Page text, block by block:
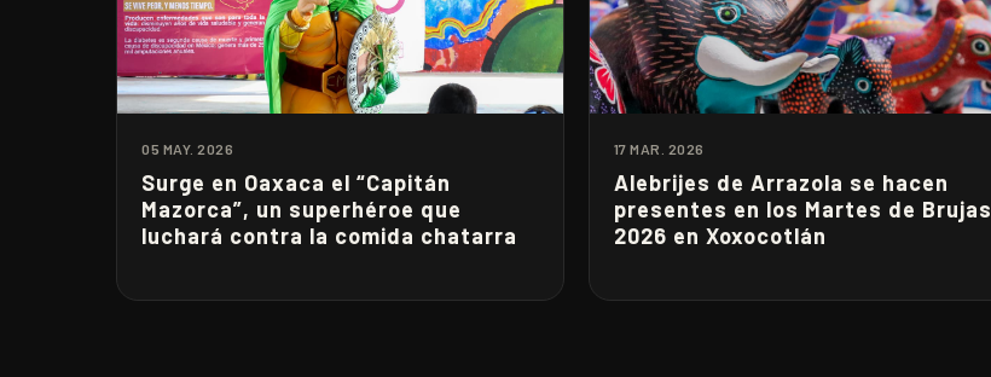
05 MAY. 2026
Surge en Oaxaca el “Capitán
Mazorca”, un superhéroe que
luchará contra la comida chatarra
17 MAR. 2026
Alebrijes de Arrazola se hacen
presentes en los Martes de Brujas
2026 en Xoxocotlán